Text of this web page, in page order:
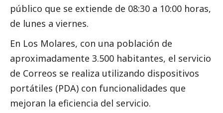
público que se extiende de 08:30 a 10:00 horas,
de lunes a viernes.
En Los Molares, con una población de
aproximadamente 3.500 habitantes, el servicio
de Correos se realiza utilizando dispositivos
portátiles (PDA) con funcionalidades que
mejoran la eficiencia del servicio.